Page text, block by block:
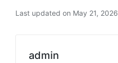
Last updated on May 21, 2026
admin